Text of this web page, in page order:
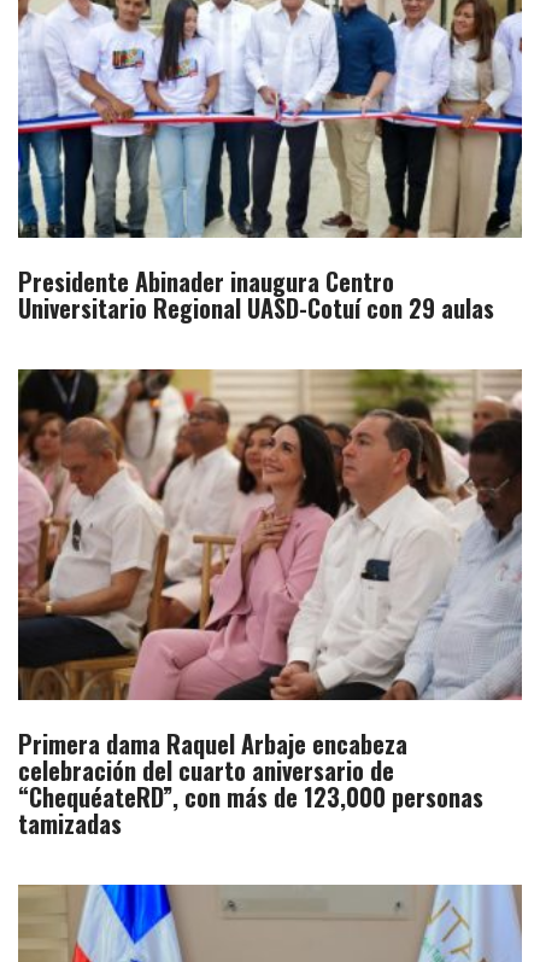
Presidente Abinader inaugura Centro
Universitario Regional UASD-Cotuí con 29 aulas
Primera dama Raquel Arbaje encabeza
celebración del cuarto aniversario de
“ChequéateRD”, con más de 123,000 personas
tamizadas